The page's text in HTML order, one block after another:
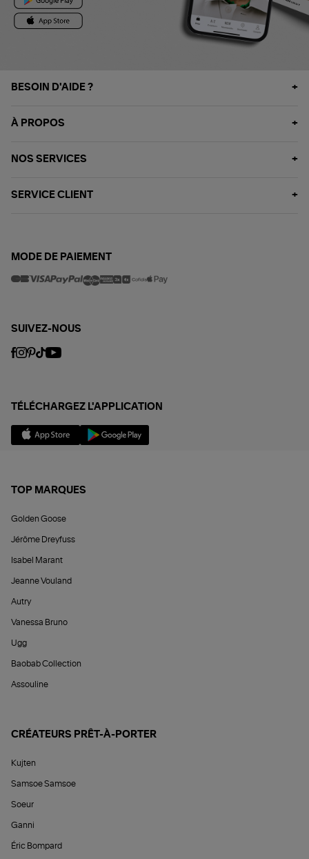
BESOIN D'AIDE ?
À PROPOS
NOS SERVICES
SERVICE CLIENT
MODE DE PAIEMENT
SUIVEZ-NOUS
TÉLÉCHARGEZ L'APPLICATION
TOP MARQUES
Golden Goose
Jérôme Dreyfuss
Isabel Marant
Jeanne Vouland
Autry
Vanessa Bruno
Ugg
Baobab Collection
Assouline
CRÉATEURS PRÊT-À-PORTER
Kujten
Samsoe Samsoe
Soeur
Ganni
Éric Bompard